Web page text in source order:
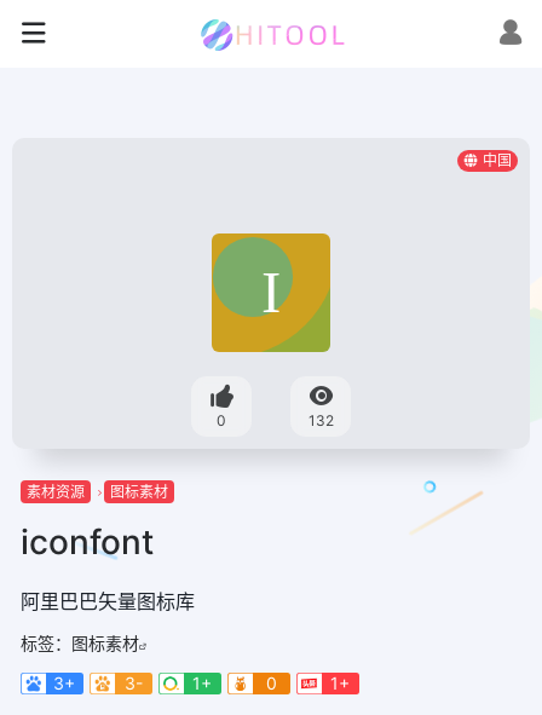
中国
0 132
素材资源 图标素材
iconfont
阿里巴巴矢量图标库
标签： 图标素材
3+
3- 1+ 0 1+